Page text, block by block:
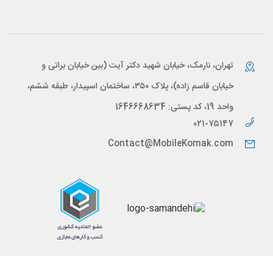
تهران، نارمک، خیابان شهید دکتر آیت (بین خیابان براتی و
خیابان قاسم زاده)، پلاک ۳۵۰، ساختمان اسپیدار، طبقه ششم،
واحد 19، کد پستی: 1646668634
۰۲۱-۷۵۱۴۷
Contact@MobileKomak.com